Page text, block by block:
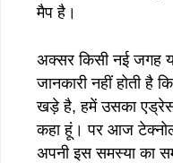
मैप है।
अक्सर किसी नई जगह
जानकारी नहीं होती है
खड़े है, हमें उसका एड्रेस
कहा हूं। पर आज
अपनी इस समस्या का